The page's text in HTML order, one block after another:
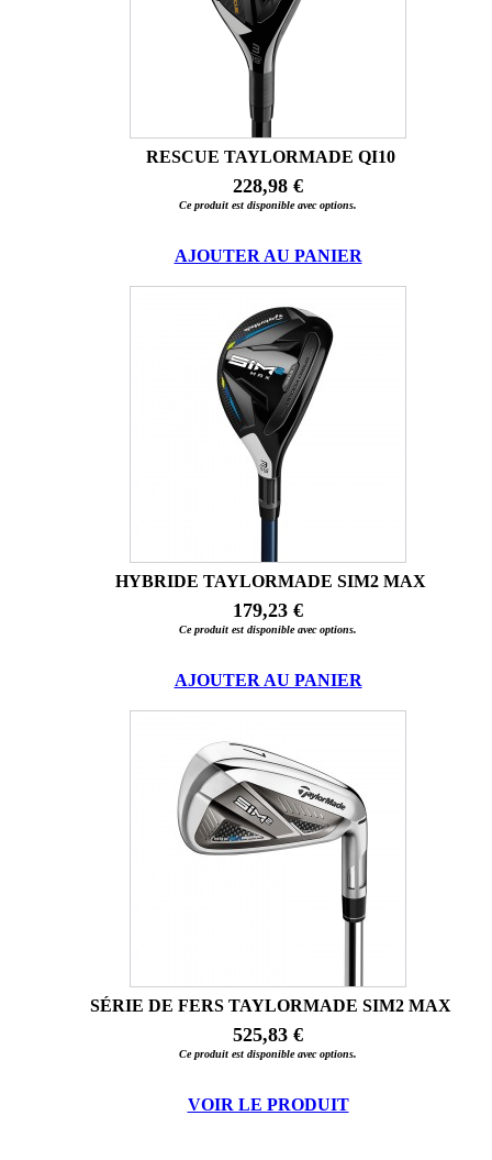
RESCUE TAYLORMADE QI10
228,98 €
Ce produit est disponible avec options.
AJOUTER AU PANIER
HYBRIDE TAYLORMADE SIM2 MAX
179,23 €
Ce produit est disponible avec options.
AJOUTER AU PANIER
SÉRIE DE FERS TAYLORMADE SIM2 MAX
525,83 €
Ce produit est disponible avec options.
VOIR LE PRODUIT